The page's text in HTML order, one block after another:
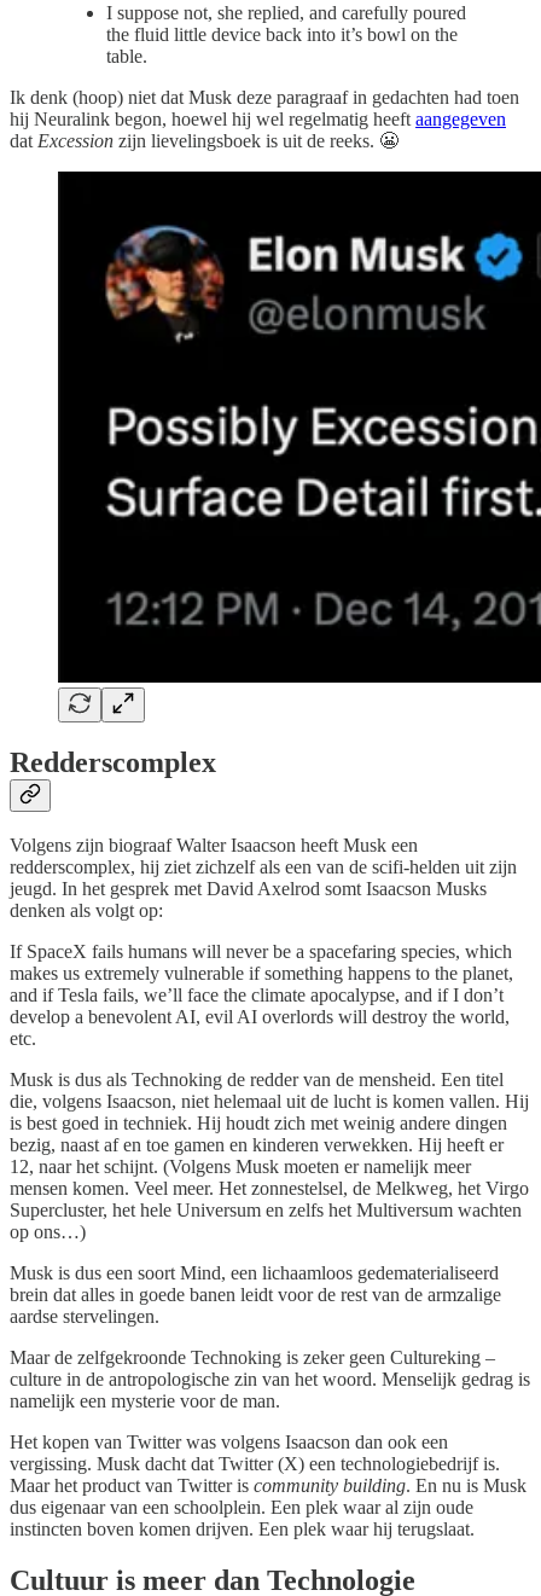
I suppose not, she replied, and carefully poured
the fluid little device back into it’s bowl on the
table.
Ik denk (hoop) niet dat Musk deze paragraaf in gedachten had toen
hij Neuralink begon, hoewel hij wel regelmatig heeft aangegeven
dat Excession zijn lievelingsboek is uit de reeks. 😬
Redderscomplex
Volgens zijn biograaf Walter Isaacson heeft Musk een
redderscomplex, hij ziet zichzelf als een van de scifi-helden uit zijn
jeugd. In het gesprek met David Axelrod somt Isaacson Musks
denken als volgt op:
If SpaceX fails humans will never be a spacefaring species, which
makes us extremely vulnerable if something happens to the planet,
and if Tesla fails, we’ll face the climate apocalypse, and if I don’t
develop a benevolent AI, evil AI overlords will destroy the world,
etc.
Musk is dus als Technoking de redder van de mensheid. Een titel
die, volgens Isaacson, niet helemaal uit de lucht is komen vallen. Hij
is best goed in techniek. Hij houdt zich met weinig andere dingen
bezig, naast af en toe gamen en kinderen verwekken. Hij heeft er
12, naar het schijnt. (Volgens Musk moeten er namelijk meer
mensen komen. Veel meer. Het zonnestelsel, de Melkweg, het Virgo
Supercluster, het hele Universum en zelfs het Multiversum wachten
op ons…)
Musk is dus een soort Mind, een lichaamloos gedematerialiseerd
brein dat alles in goede banen leidt voor de rest van de armzalige
aardse stervelingen.
Maar de zelfgekroonde Technoking is zeker geen Cultureking –
culture in de antropologische zin van het woord. Menselijk gedrag is
namelijk een mysterie voor de man.
Het kopen van Twitter was volgens Isaacson dan ook een
vergissing. Musk dacht dat Twitter (X) een technologiebedrijf is.
Maar het product van Twitter is community building. En nu is Musk
dus eigenaar van een schoolplein. Een plek waar al zijn oude
instincten boven komen drijven. Een plek waar hij terugslaat.
Cultuur is meer dan Technologie